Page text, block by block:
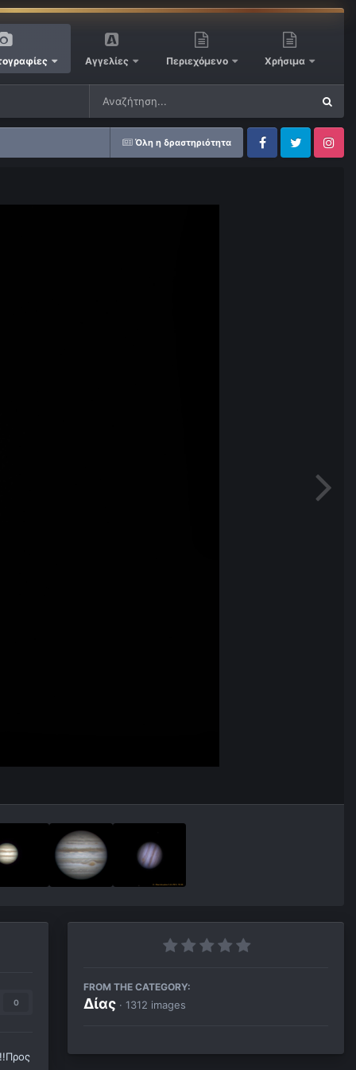
Αγγελίες Περιεχόμενο Χρήσιμα
Όλη η δραστηριότητα
FacebookTwitter Instagram
0
FROM THE CATEGORY:
Δίας · 1312 images